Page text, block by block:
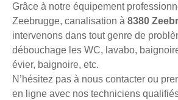
Grâce à notre équipement
Zeebrugge, canalisation à 8380
intervenons dans tout genre de
débouchage les WC, lavabo,
évier, baignoire, etc.
N’hésitez pas à nous contacter ou
en ligne avec nos techniciens